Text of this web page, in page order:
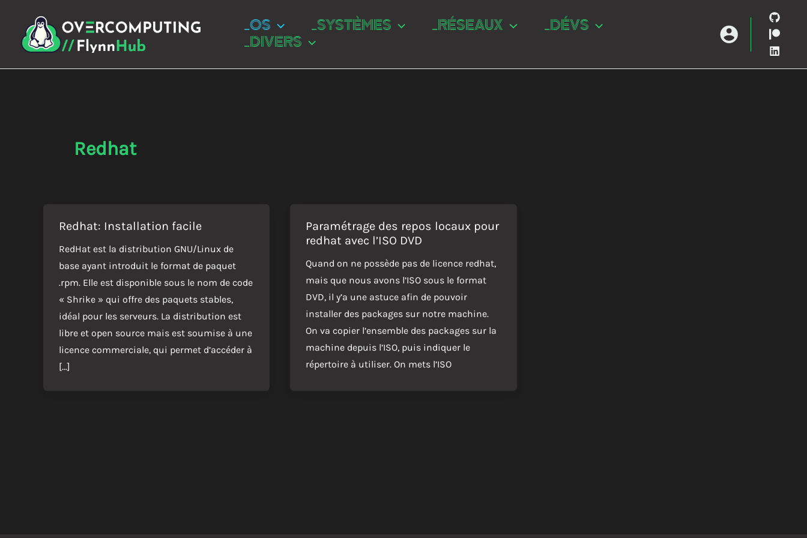
contenu
_OS _SYSTÈMES _RÉSEAUX
_DÉVS
_DIVERS
Redhat
Redhat: Installation facile
RedHat est la distribution GNU/Linux de
base ayant introduit le format de paquet
.rpm. Elle est disponible sous le nom de code
« Shrike » qui offre des paquets stables,
idéal pour les serveurs. La distribution est
libre et open source mais est soumise à une
licence commerciale, qui permet d’accéder à
[…]
Paramétrage des repos locaux pour
redhat avec l’ISO DVD
Quand on ne possède pas de licence redhat,
mais que nous avons l’ISO sous le format
DVD, il y’a une astuce afin de pouvoir
installer des packages sur notre machine.
On va copier l’ensemble des packages sur la
machine depuis l’ISO, puis indiquer le
répertoire à utiliser. On mets l’ISO